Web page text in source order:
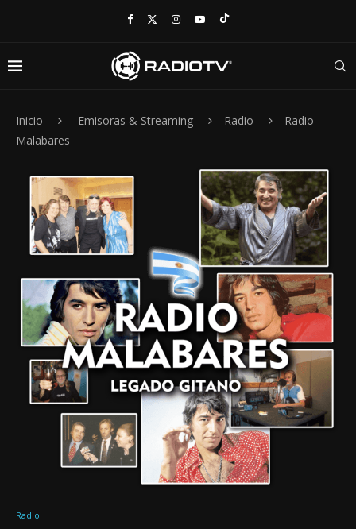
Inicio Emisoras & Streaming Radio
Radio
Malabares
Radio